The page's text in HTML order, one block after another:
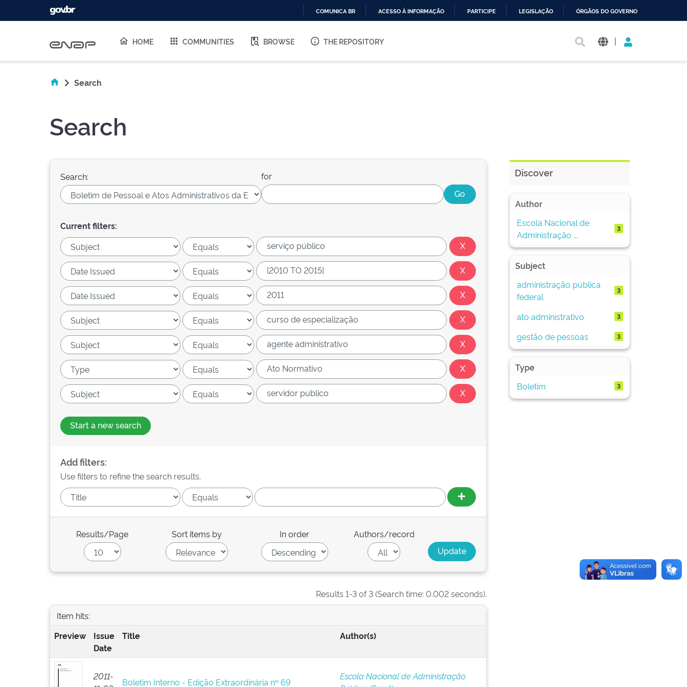
O
COMUNICA BR ACESSO À INFORMAÇÃO PARTICIPE LEGISLAÇÃO ÓRGÃOS DO GOVERNO
HOME COMMUNITIES BROWSE THE REPOSITORY |
Search
Search
Search: for
Current filters:
Start a new search
Add filters:
Use filters to refine the search results.
Results/Page Sort items by In order Authors/record
Results 1-3 of 3 (Search time: 0.002 seconds).
Item hits:
Preview
Issue
Date
Title Author(s)
2011-
Boletim Interno - Edição Extraordinária nº 69
Escola Nacional de Administração
Discover
Author
Escola Nacional de
Administração ...
3
Subject
administração pública
federal
3
ato administrativo 3
gestão de pessoas 3
Type
Boletim
3